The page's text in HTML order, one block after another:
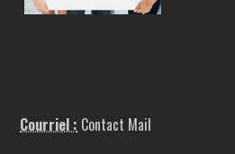
Courriel : Contact Mail